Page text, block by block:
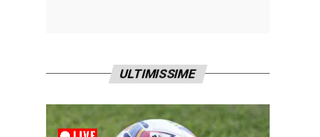
ULTIMISSIME